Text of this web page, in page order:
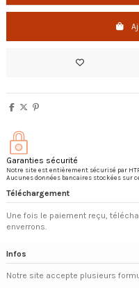
Garanties sécurité
Notre site est entièrement sécurisé par
Aucunes données bancaires stockées sur
Téléchargement
Une fois le paiement reçu,
enverrons.
Infos
Notre site accepte plusieurs